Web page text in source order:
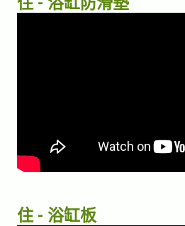
住 - 浴缸板